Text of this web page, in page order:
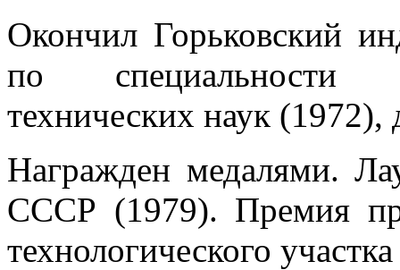
Окончил Горьковский
по специальности
технических наук (1972),
Награжден медалями.
СССР (1979). Премия
технологического